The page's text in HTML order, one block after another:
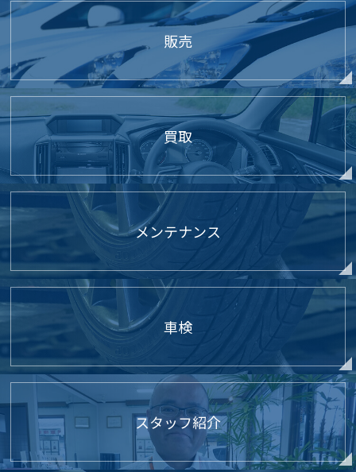
販売
買取
メンテナンス
車検
スタッフ紹介